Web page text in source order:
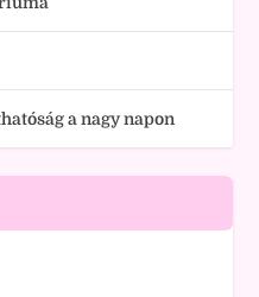
a nagy napon